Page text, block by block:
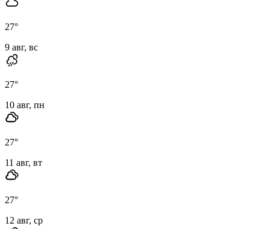
27°
9 авг, вс
27°
10 авг, пн
27°
11 авг, вт
27°
12 авг, ср